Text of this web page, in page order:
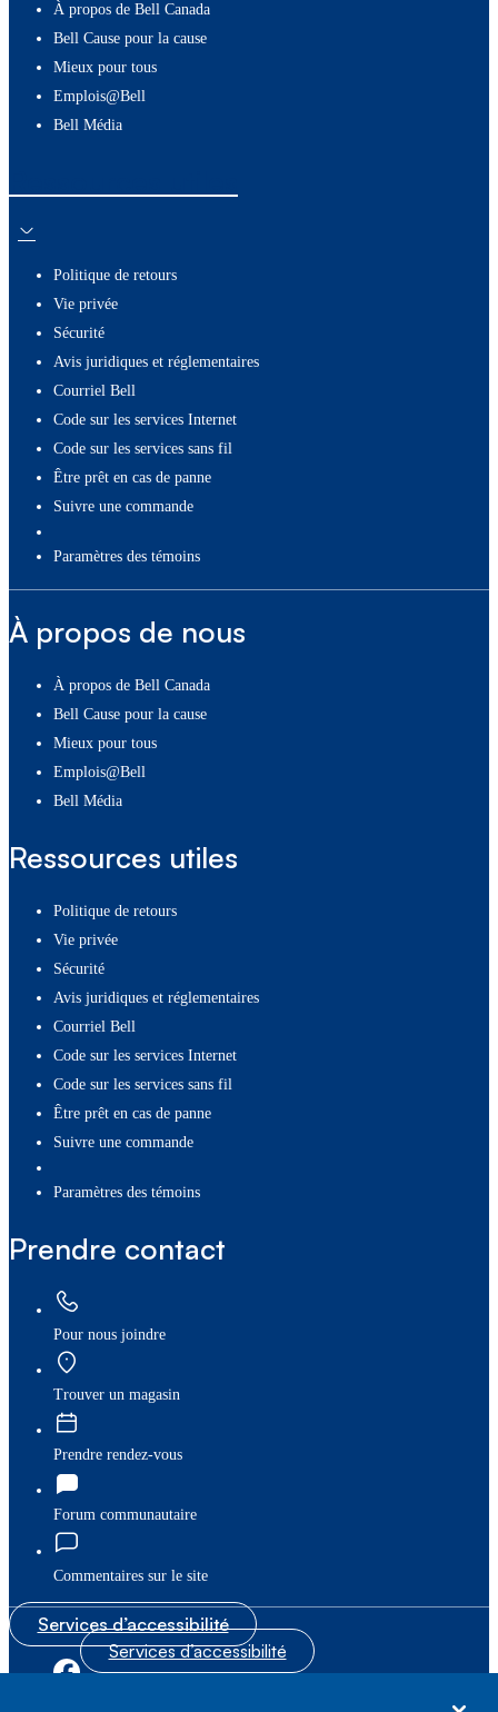
À propos de Bell Canada
Bell Cause pour la cause
Mieux pour tous
Emplois@Bell
Bell Média
Politique de retours
Vie privée
Sécurité
Avis juridiques et réglementaires
Courriel Bell
Code sur les services Internet
Code sur les services sans fil
Être prêt en cas de panne
Suivre une commande
paramètres des témoins
À propos de nous
À propos de Bell Canada
Bell Cause pour la cause
Mieux pour tous
Emplois@Bell
Bell Média
Ressources utiles
Politique de retours
Vie privée
Sécurité
Avis juridiques et réglementaires
Courriel Bell
Code sur les services Internet
Code sur les services sans fil
Être prêt en cas de panne
Suivre une commande
paramètres des témoins
Prendre contact
Pour nous joindre
Trouver un magasin
Prendre rendez-vous
Forum communautaire
Commentaires sur le site
Services d’accessibilité
Services d’accessibilité